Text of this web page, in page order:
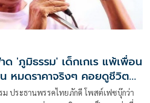
'ภูมิธรรม' เด็กเกเร แพ้เพื่อน
หมดราคาจริงๆ คอยดูชีวิตจะ
ม ประธานพรรคไทยภักดี โพสต์เฟซบุ๊กว่า